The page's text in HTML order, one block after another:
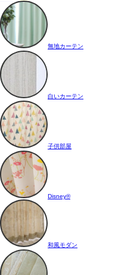
無地カーテン
白いカーテン
子供部屋
Disney®
和風モダン